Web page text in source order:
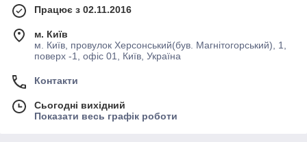
Працює з 02.11.2016
м. Київ
м. Київ, провулок Херсонський(був. Магнітогорський), 1,
поверх -1, офіс 01, Київ, Україна
Контакти
Сьогодні вихідний
Показати весь графік роботи